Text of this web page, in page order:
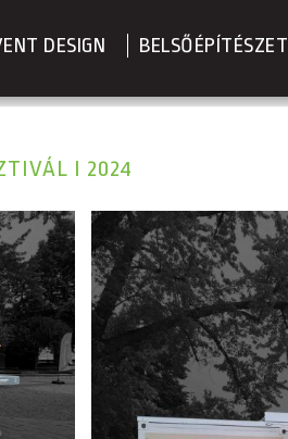
DESIGN BELSŐÉPÍTÉSZET
I 2024